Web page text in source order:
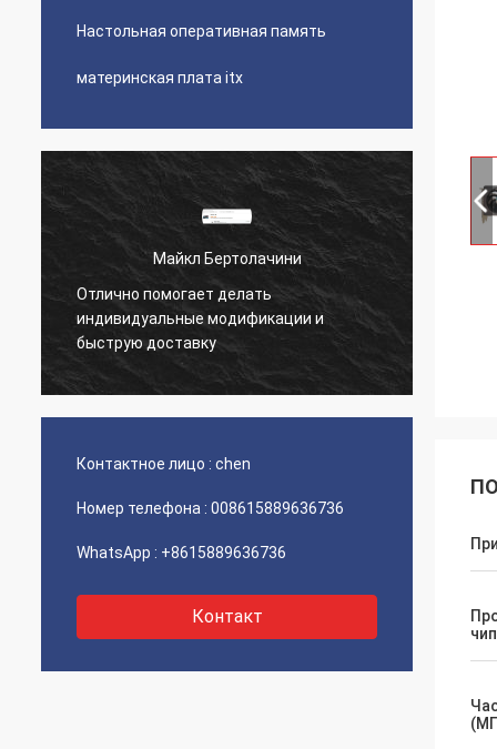
Настольная оперативная память
материнская плата itx
Майкл Бертолачини
Отлично помогает делать
индивидуальные модификации и
быструю доставку
Контактное лицо : chen
Номер телефона : 008615889636736
WhatsApp : +8615889636736
Контакт